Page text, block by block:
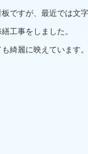
ですが、最近では文
工事をしました。
綺麗に映えています。